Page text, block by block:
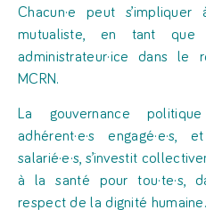
Chacun·e peut
mutualiste, en tant que
administrateur·ice dans
MCRN.
La gouvernance
adhérent·e·s engagé·e·s,
salarié·e·s, s’investit
à la santé pour tou·te·s,
respect de la dignité humaine.